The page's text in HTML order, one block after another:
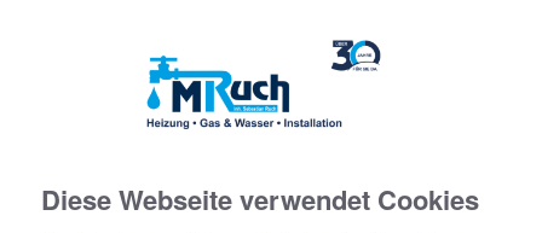
Diese Webseite verwendet Cookies